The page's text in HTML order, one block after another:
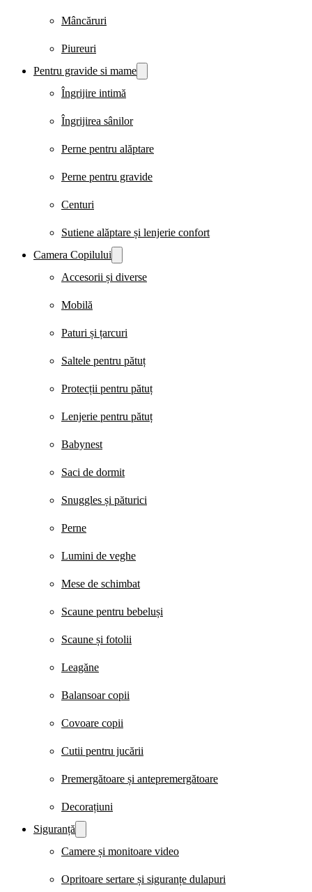
Mâncăruri
Piureuri
Pentru gravide si mame
Îngrijire intimă
Îngrijirea sânilor
Perne pentru alăptare
Perne pentru gravide
Centuri
Sutiene alăptare și lenjerie confort
Camera Copilului
Accesorii și diverse
Mobilă
Paturi și țarcuri
Saltele pentru pătuț
Protecții pentru pătuț
Lenjerie pentru pătuț
Babynest
Saci de dormit
Snuggles și păturici
Perne
Lumini de veghe
Mese de schimbat
Scaune pentru bebeluși
Scaune și fotolii
Leagăne
Balansoar copii
Covoare copii
Cutii pentru jucării
Premergătoare și antepremergătoare
Decorațiuni
Siguranță
Camere și monitoare video
Opritoare sertare și siguranțe dulapuri